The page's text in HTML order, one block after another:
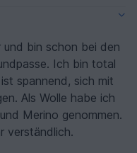
und bin schon bei den
Ich bin total
spannend, sich mit
Als Wolle habe ich
Merino genommen.
verständlich.